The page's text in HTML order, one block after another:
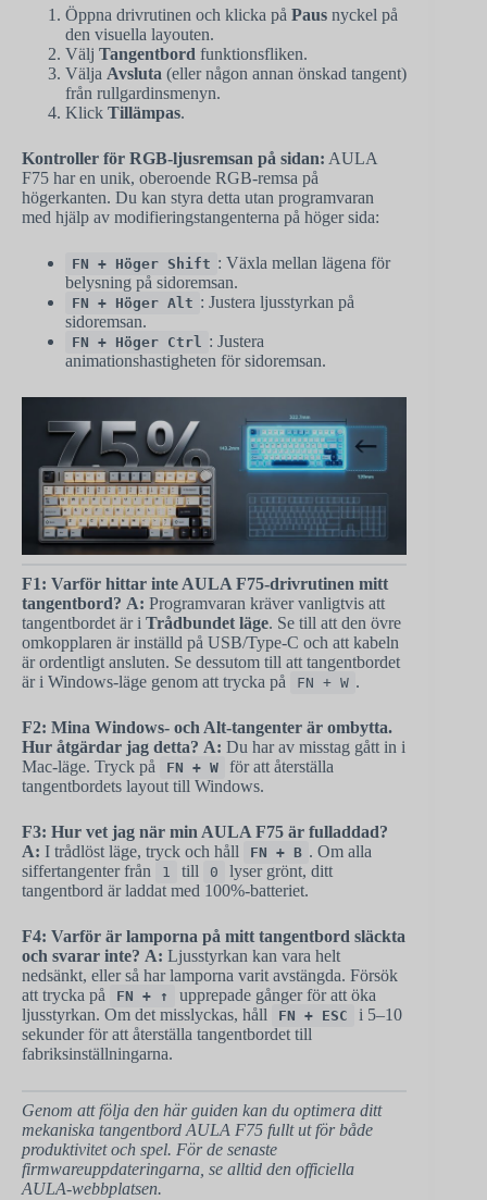
Öppna drivrutinen och klicka på Paus nyckel på
den visuella layouten.
Välj Tangentbord funktionsfliken.
Välja Avsluta (eller någon annan önskad tangent)
från rullgardinsmenyn.
Klick Tillämpas.
Kontroller för RGB-ljusremsan på sidan: AULA
F75 har en unik, oberoende RGB-remsa på
högerkanten. Du kan styra detta utan programvaran
med hjälp av modifieringstangenterna på höger sida:
FN + Höger Shift : Växla mellan lägena för
belysning på sidoremsan.
FN + Höger Alt : Justera ljusstyrkan på
sidoremsan.
FN + Höger Ctrl : Justera
animationshastigheten för sidoremsan.
F1: Varför hittar inte AULA F75-drivrutinen mitt
tangentbord? A: Programvaran kräver vanligtvis att
tangentbordet är i Trådbundet läge. Se till att den övre
omkopplaren är inställd på USB/Type-C och att kabeln
är ordentligt ansluten. Se dessutom till att tangentbordet
är i Windows-läge genom att trycka på
FN + W .
F2: Mina Windows- och Alt-tangenter är ombytta.
Hur åtgärdar jag detta? A: Du har av misstag gått in i
Mac-läge. Tryck på
FN + W
för att återställa
tangentbordets layout till Windows.
F3: Hur vet jag när min AULA F75 är fulladdad?
A: I trådlöst läge, tryck och håll FN + B . Om alla
siffertangenter från
1 till 0
lyser grönt, ditt
tangentbord är laddat med 100%-batteriet.
F4: Varför är lamporna på mitt tangentbord släckta
och svarar inte? A: Ljusstyrkan kan vara helt
nedsänkt, eller så har lamporna varit avstängda. Försök
att trycka på
FN + ↑
upprepade gånger för att öka
ljusstyrkan. Om det misslyckas, håll
FN + ESC
i 5–10
sekunder för att återställa tangentbordet till
fabriksinställningarna.
Genom att följa den här guiden kan du optimera ditt
mekaniska tangentbord AULA F75 fullt ut för både
produktivitet och spel. För de senaste
firmwareuppdateringarna, se alltid den officiella
AULA-webbplatsen.